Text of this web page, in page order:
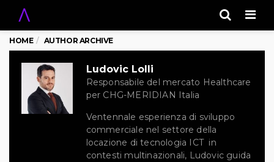
HOME AUTHOR ARCHIVE
Ludovic Lolli
Responsabile del mercato Healthcare
per CHG-MERIDIAN Italia
Ventennale esperienza di sviluppo
commerciale nel settore della
locazione di tecnologia ICT in
contesti multinazionali, Ludovic guida